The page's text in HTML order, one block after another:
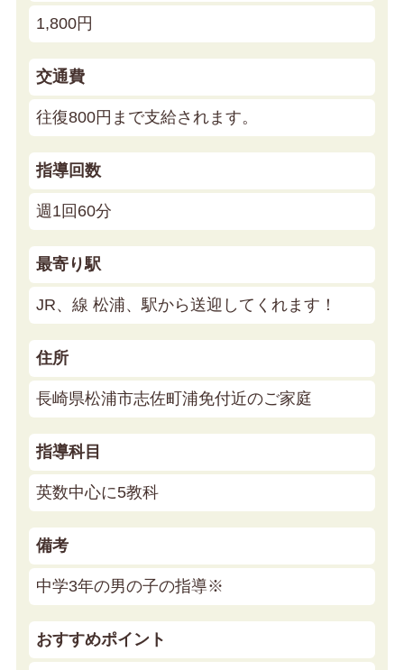
1,800円
交通費
往復800円まで支給されます。
指導回数
週1回60分
最寄り駅
JR、線 松浦、駅から送迎してくれます！
住所
長崎県松浦市志佐町浦免付近のご家庭
指導科目
英数中心に5教科
備考
中学3年の男の子の指導※
おすすめポイント